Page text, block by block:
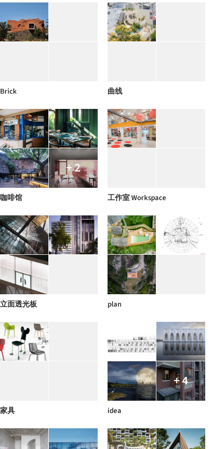
Brick 曲线
+ 2
咖啡馆 工作室 Workspace
立面透光板 plan
家具
+ 4
idea